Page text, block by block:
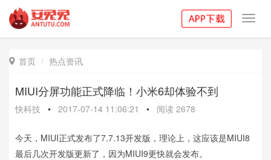
 首页 热点资讯
MIUI分屏功能正式降临！小米6却体验不到
快科技 • 2017-07-14 11:06:21 • 阅读 2678
今天，MIUI正式发布了7.7.13开发版，理论上，这应该是MIUI8
最后几次开发版更新了，因为MIUI9更快就会发布。